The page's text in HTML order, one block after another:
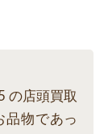
の店頭買取
品物であっ